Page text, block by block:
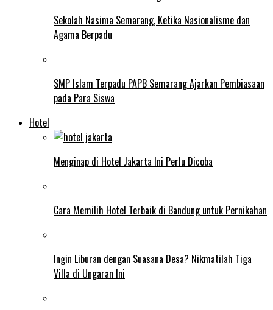
Sekolah Nasima Semarang, Ketika Nasionalisme dan
Agama Berpadu
SMP Islam Terpadu PAPB Semarang Ajarkan Pembiasaan
pada Para Siswa
Hotel
Menginap di Hotel Jakarta Ini Perlu Dicoba
Cara Memilih Hotel Terbaik di Bandung untuk Pernikahan
Ingin Liburan dengan Suasana Desa? Nikmatilah Tiga
Villa di Ungaran Ini